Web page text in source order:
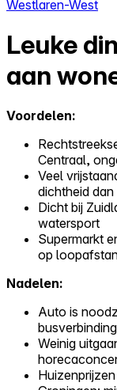
Westlaren-West
Leuke
aan
Voordelen:
Centraal,
Veel
dichtheid
Dicht bij
watersport
Supermarkt
op
Nadelen:
Auto is
Weinig